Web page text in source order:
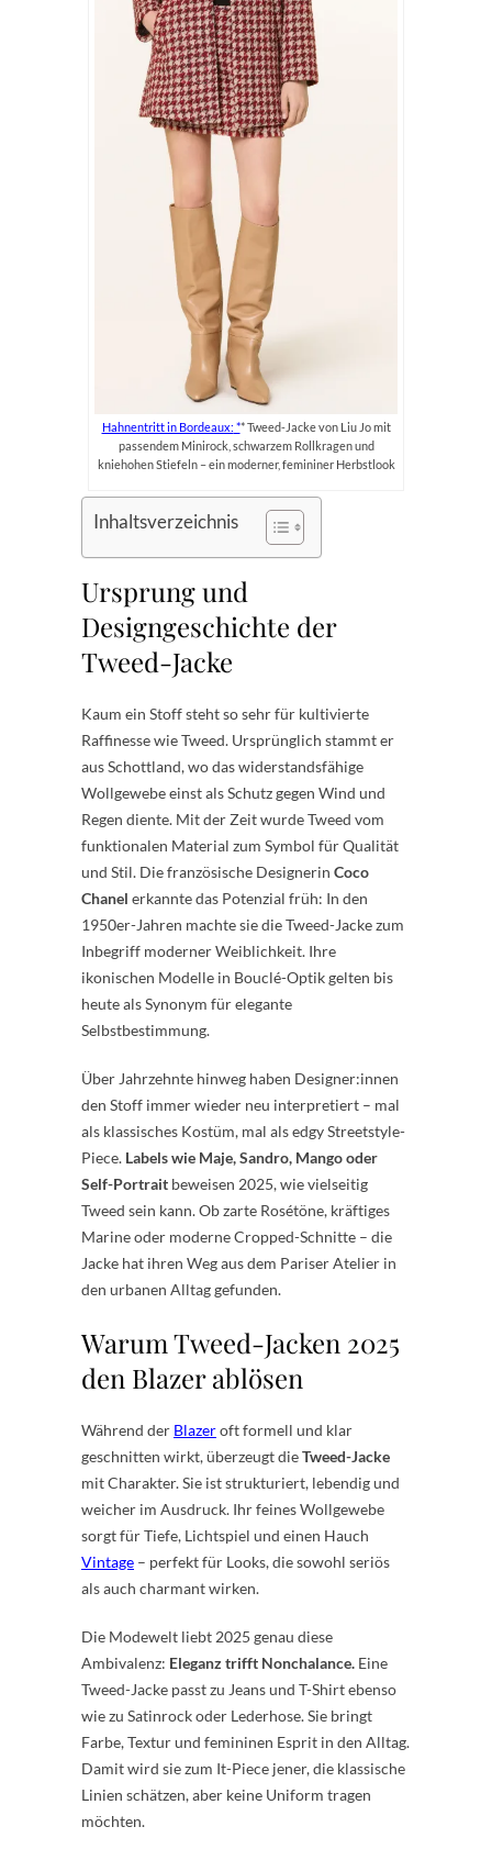
Hahnentritt in Bordeaux: * Tweed-Jacke von Liu Jo mit
passendem Minirock, schwarzem Rollkragen und
kniehohen Stiefeln – ein moderner, femininer Herbstlook
Inhaltsverzeichnis
Ursprung und
Designgeschichte der
Tweed-Jacke
Kaum ein Stoff steht so sehr für kultivierte
Raffinesse wie Tweed. Ursprünglich stammt er
aus Schottland, wo das widerstandsfähige
Wollgewebe einst als Schutz gegen Wind und
Regen diente. Mit der Zeit wurde Tweed vom
funktionalen Material zum Symbol für Qualität
und Stil. Die französische Designerin Coco
Chanel erkannte das Potenzial früh: In den
1950er-Jahren machte sie die Tweed-Jacke zum
Inbegriff moderner Weiblichkeit. Ihre
ikonischen Modelle in Bouclé-Optik gelten bis
heute als Synonym für elegante
Selbstbestimmung.
Über Jahrzehnte hinweg haben Designer:innen
den Stoff immer wieder neu interpretiert – mal
als klassisches Kostüm, mal als edgy Streetstyle-
Piece. Labels wie Maje, Sandro, Mango oder
Self-Portrait beweisen 2025, wie vielseitig
Tweed sein kann. Ob zarte Rosétöne, kräftiges
Marine oder moderne Cropped-Schnitte – die
Jacke hat ihren Weg aus dem Pariser Atelier in
den urbanen Alltag gefunden.
Warum Tweed-Jacken 2025
den Blazer ablösen
Während der Blazeroft formell und klar
geschnitten wirkt, überzeugt dieTweed-Jacke
mit Charakter. Sie ist strukturiert, lebendig und
weicher im Ausdruck. Ihr feines Wollgewebe
sorgt für Tiefe, Lichtspiel und einen Hauch
Vintage – perfekt für Looks, die sowohl seriös
als auch charmant wirken.
Die Modewelt liebt 2025 genau diese
Ambivalenz: Eleganz trifft Nonchalance. Eine
Tweed-Jacke passt zu Jeans und T-Shirt ebenso
wie zu Satinrock oder Lederhose. Sie bringt
Farbe, Textur und femininen Esprit in den Alltag.
Damit wird sie zum It-Piece jener, die klassische
Linien schätzen, aber keine Uniform tragen
möchten.